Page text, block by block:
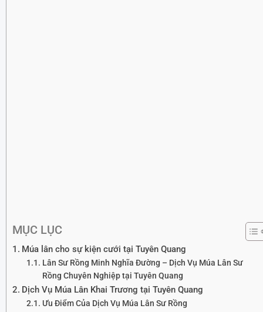
MỤC LỤC
Múa lân cho sự kiện cưới tại Tuyên Quang
Lân Sư Rồng Minh Nghĩa Đường – Dịch Vụ Múa Lân Sư
Rồng Chuyên Nghiệp tại Tuyên Quang
Dịch Vụ Múa Lân Khai Trương tại Tuyên Quang
Ưu Điểm Của Dịch Vụ Múa Lân Sư Rồng